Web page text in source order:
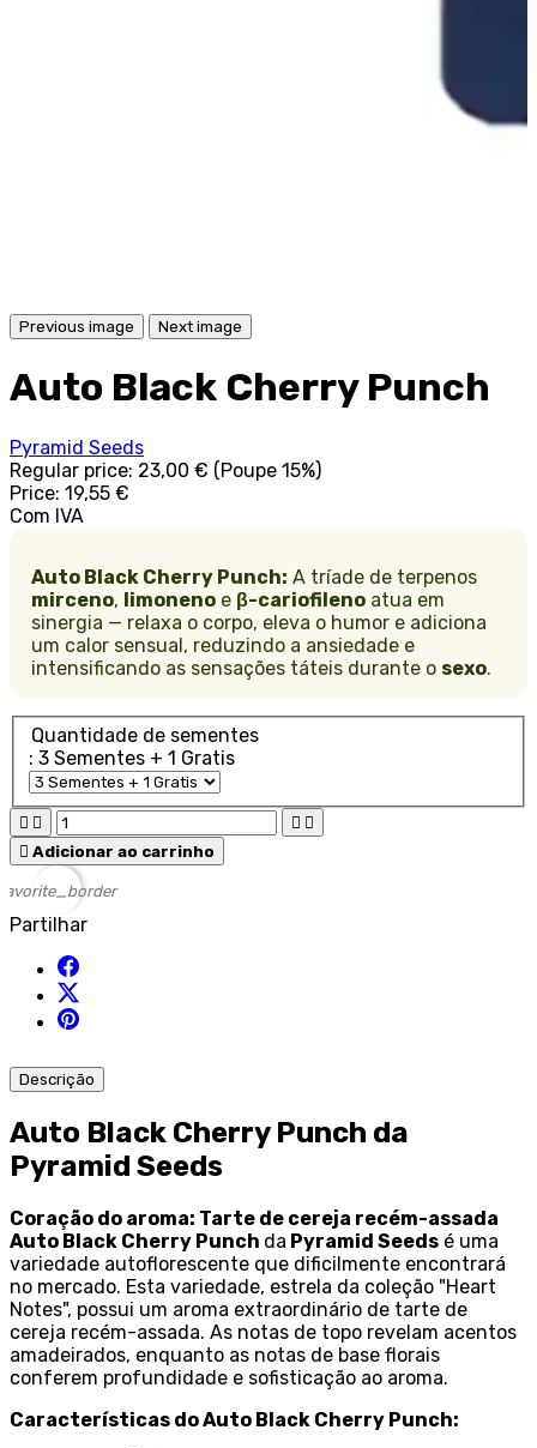
Previous image Next image
Auto Black Cherry Punch
Pyramid Seeds
Regular price: 23,00 € (Poupe 15%)
Price: 19,55 €
Com IVA
Auto Black Cherry Punch: A tríade de terpenos
mirceno, limoneno e β-cariofileno atua em
sinergia — relaxa o corpo, eleva o humor e adiciona
um calor sensual, reduzindo a ansiedade e
intensificando as sensações táteis durante o sexo.
Quantidade de sementes
: 3 Sementes + 1 Gratis
   
 Adicionar ao carrinho
favorite_border
Partilhar
Descrição
Auto Black Cherry Punch da
Pyramid Seeds
Coração do aroma: Tarte de cereja recém-assada
Auto Black Cherry Punch da Pyramid Seeds é uma
variedade autoflorescente que dificilmente encontrará
no mercado. Esta variedade, estrela da coleção "Heart
Notes", possui um aroma extraordinário de tarte de
cereja recém-assada. As notas de topo revelam acentos
amadeirados, enquanto as notas de base florais
conferem profundidade e sofisticação ao aroma.
Características do Auto Black Cherry Punch: